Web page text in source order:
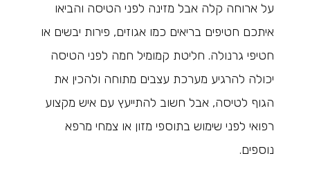
על ארוחה קלה אבל מזינה לפני הטיסה והביאו
איתכם חטיפים בריאים כמו אגוזים, פירות יבשים או
חטיפי גרנולה. חליטת קמומיל חמה לפני הטיסה
יכולה להרגיע מערכת עצבים מתוחה ולהכין את
הגוף לטיסה, אבל חשוב להתייעץ עם איש מקצוע
רפואי לפני שימוש בתוספי מזון או צמחי מרפא
נוספים.